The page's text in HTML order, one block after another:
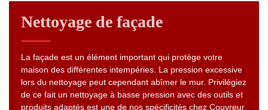
Nettoyage de façade
La façade est un élément important qui protège votre
maison des différentes intempéries. La pression excessive
lors du nettoyage peut cependant abîmer le mur. Privilégiez
de ce fait un nettoyage à basse pression avec des outils et
produits adaptés est une de nos spécificités chez Couvreur